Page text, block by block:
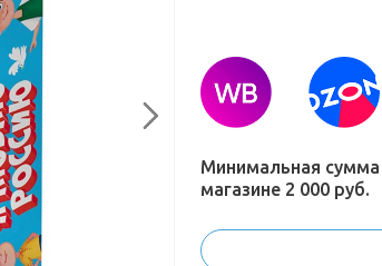
Минимальная сумма
магазине 2 000 руб.